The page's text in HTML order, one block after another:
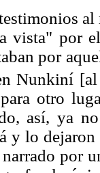
al
vista" por
por
Nunkiní
otro
así, ya
y lo
por